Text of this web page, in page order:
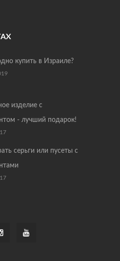
купить в Израиле?
изделие с
- лучший подарок!
серьги или пусеты с